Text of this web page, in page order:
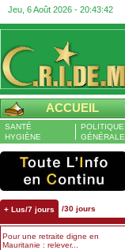
Jeu, 6 Août 2026 - 20:43:43
ACCUEIL
SANTÉ
HYGIÈNE
POLITIQUE
GÉNÉRALE
+ Lus/7 jours /30 jours
Pour une retraite digne en
Mauritanie : relever...